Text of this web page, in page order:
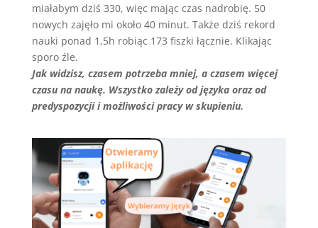
miałabym dziś 330, więc mając czas nadrobię. 50
nowych zajęło mi około 40 minut. Także dziś rekord
nauki ponad 1,5h robiąc 173 fiszki łącznie. Klikając
sporo źle.
Jak widzisz, czasem potrzeba mniej, a czasem więcej
czasu na naukę. Wszystko zależy od języka oraz od
predyspozycji i możliwości pracy w skupieniu.